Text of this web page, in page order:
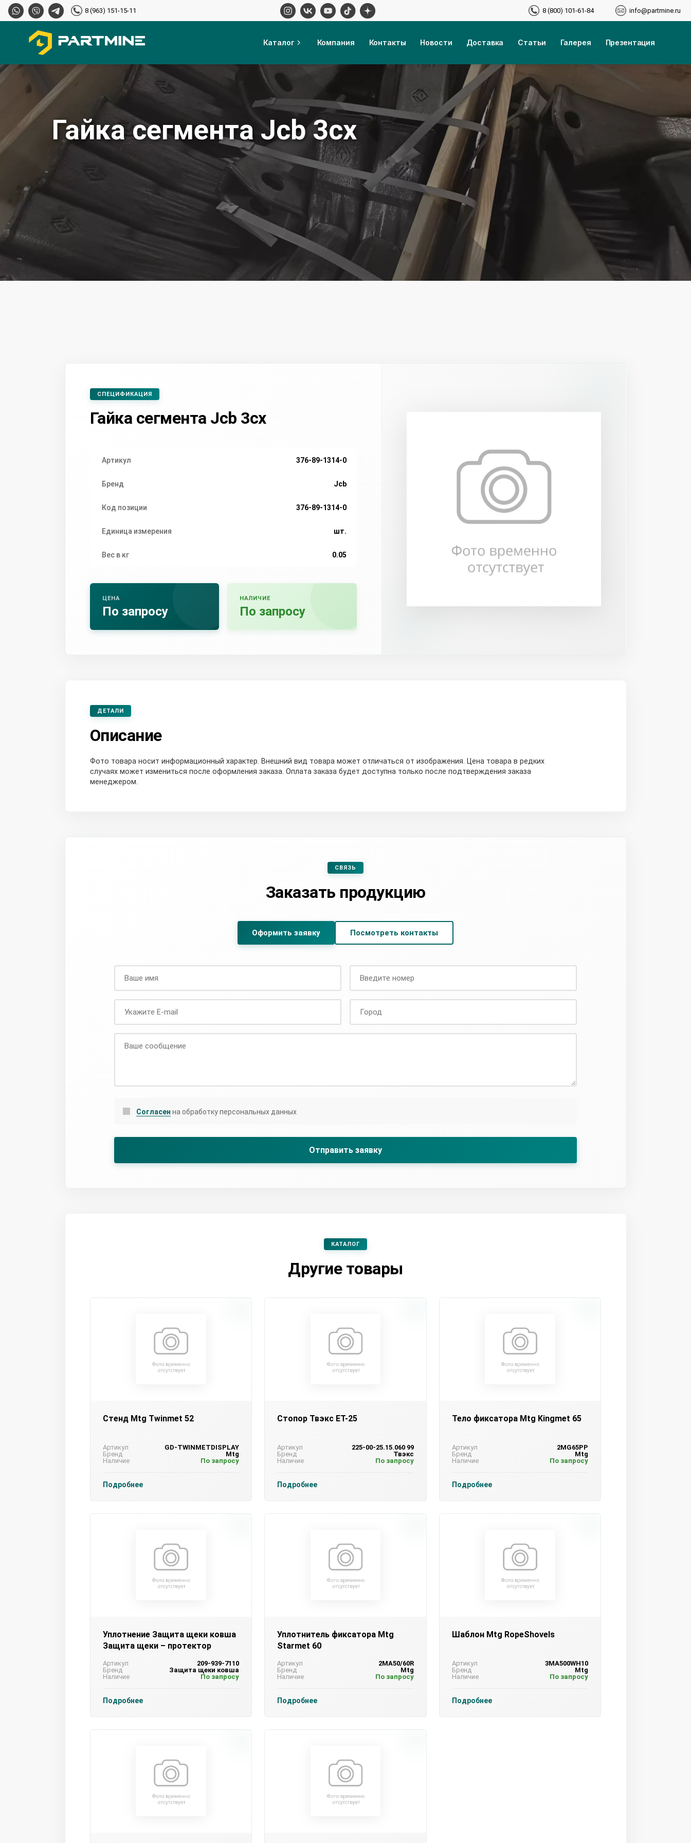
8 (963) 151-15-11 8 (800) 101-61-84 info@partmine.ru
Каталог Компания Контакты Новости Доставка Статьи Галерея Презентация
Гайка сегмента Jcb 3cx
СПЕЦИФИКАЦИЯ
Гайка сегмента Jcb 3cx
Артикул 376-89-1314-0
Бренд Jcb
Код позиции 376-89-1314-0
Единица измерения шт.
Вес в кг 0.05
ЦЕНА
По запросу
НАЛИЧИЕ
По запросу
ДЕТАЛИ
Описание
Фото товара носит информационный характер. Внешний вид товара может отличаться от изображения. Цена товара в редких
случаях может измениться после оформления заказа. Оплата заказа будет доступна только после подтверждения заказа
менеджером.
СВЯЗЬ
Заказать продукцию
Оформить заявку Посмотреть контакты
Согласен на обработку персональных данных
Отправить заявку
КАТАЛОГ
Другие товары
Стенд Mtg Twinmet 52
Артикул
GD-TWINMETDISPLAY
Бренд
Mtg
Наличие
По запросу
Подробнее
Стопор Твэкс ЕТ-25
Артикул
225-00-25.15.060 99
Бренд
Твэкс
Наличие
По запросу
Подробнее
Тело фиксатора Mtg Kingmet 65
Артикул
2MG65PP
Бренд
Mtg
Наличие
По запросу
Подробнее
Уплотнение Защита щеки ковша
Защита щеки – протектор
Артикул
209-939-7110
Бренд
Защита щеки ковша
Наличие
По запросу
Подробнее
Уплотнитель фиксатора Mtg
Starmet 60
Артикул
2MA50/60R
Бренд
Mtg
Наличие
По запросу
Подробнее
Шаблон Mtg RopeShovels
Артикул
3MA500WH10
Бренд
Mtg
Наличие
По запросу
Подробнее